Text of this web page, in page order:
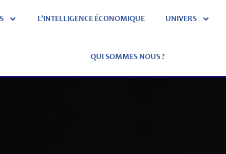
L’INTELLIGENCE ÉCONOMIQUE UNIVERS
QUI SOMMES NOUS ?